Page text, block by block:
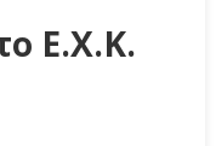
Ε.Χ.Κ.